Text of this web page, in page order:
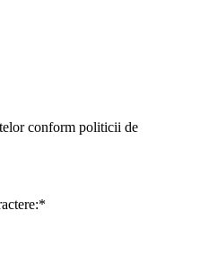
conform politicii de
*